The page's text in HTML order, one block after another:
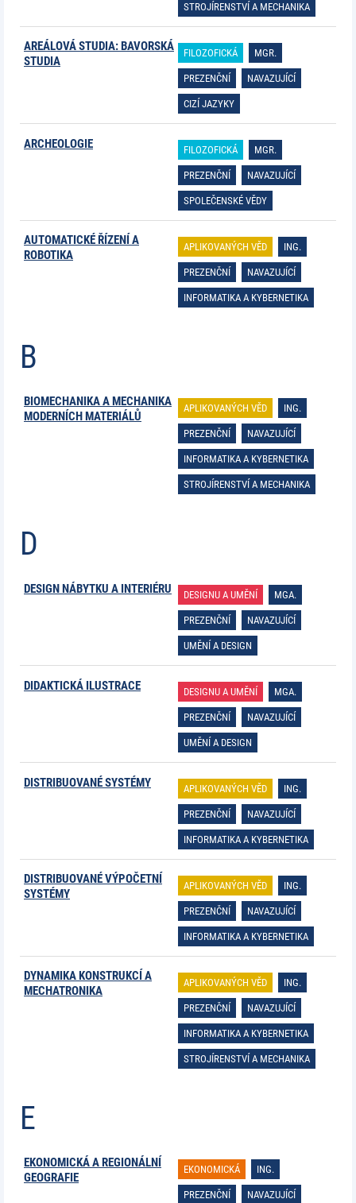
STROJÍRENSTVÍ A MECHANIKA
AREÁLOVÁ STUDIA: BAVORSKÁ
STUDIA
FILOZOFICKÁ MGR.
PREZENČNÍ NAVAZUJÍCÍ
CIZÍ JAZYKY
ARCHEOLOGIE FILOZOFICKÁ MGR.
PREZENČNÍ NAVAZUJÍCÍ
SPOLEČENSKÉ VĚDY
AUTOMATICKÉ ŘÍZENÍ A
ROBOTIKA
APLIKOVANÝCH VĚD ING.
PREZENČNÍ NAVAZUJÍCÍ
INFORMATIKA A KYBERNETIKA
B
BIOMECHANIKA A MECHANIKA
MODERNÍCH MATERIÁLŮ
APLIKOVANÝCH VĚD ING.
PREZENČNÍ NAVAZUJÍCÍ
INFORMATIKA A KYBERNETIKA
STROJÍRENSTVÍ A MECHANIKA
D
DESIGN NÁBYTKU A INTERIÉRU DESIGNU A UMĚNÍ MGA.
PREZENČNÍ NAVAZUJÍCÍ
UMĚNÍ A DESIGN
DIDAKTICKÁ ILUSTRACE DESIGNU A UMĚNÍ MGA.
PREZENČNÍ NAVAZUJÍCÍ
UMĚNÍ A DESIGN
DISTRIBUOVANÉ SYSTÉMY APLIKOVANÝCH VĚD ING.
PREZENČNÍ NAVAZUJÍCÍ
INFORMATIKA A KYBERNETIKA
DISTRIBUOVANÉ VÝPOČETNÍ
SYSTÉMY
APLIKOVANÝCH VĚD ING.
PREZENČNÍ NAVAZUJÍCÍ
INFORMATIKA A KYBERNETIKA
DYNAMIKA KONSTRUKCÍ A
MECHATRONIKA
APLIKOVANÝCH VĚD ING.
PREZENČNÍ NAVAZUJÍCÍ
INFORMATIKA A KYBERNETIKA
STROJÍRENSTVÍ A MECHANIKA
E
EKONOMICKÁ A REGIONÁLNÍ
GEOGRAFIE
EKONOMICKÁ ING.
PREZENČNÍ NAVAZUJÍCÍ